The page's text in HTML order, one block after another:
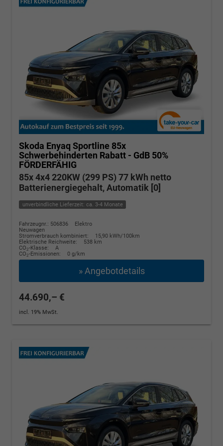
Skoda Enyaq Sportline 85x
Schwerbehinderten Rabatt - GdB 50%
FÖRDERFÄHIG
85x 4x4 220KW (299 PS) 77 kWh netto
Batterienergiegehalt, Automatik [0]
unverbindliche Lieferzeit: ca. 3-4 Monate
Fahrzeugnr.: 506836
Elektro
Neuwagen
Stromverbrauch kombiniert:
15,90 kWh/100km
Elektrische Reichweite:
538 km
CO2-Klasse:
A
CO2-Emissionen: 0 g/km
» Angebotdetails
44.690,– €
incl. 19% MwSt.